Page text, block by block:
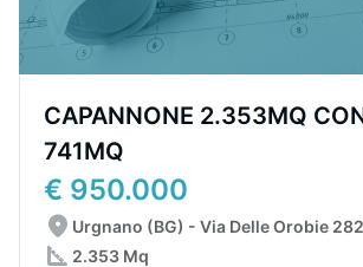
CAPANNONE 2.353MQ
741MQ
€ 950.000
Urgnano (BG) - Via Delle Orobie 282
2.353 Mq